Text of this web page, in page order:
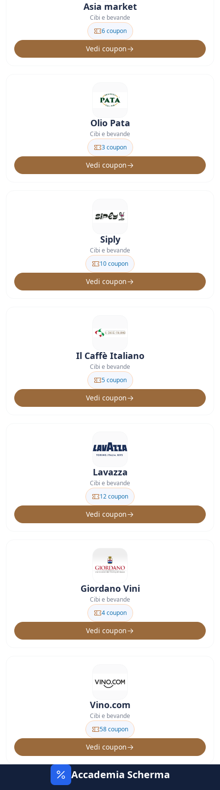
Asia market
Cibi e bevande
6 coupon
Vedi coupon
Olio Pata
Cibi e bevande
3 coupon
Vedi coupon
Siply
Cibi e bevande
10 coupon
Vedi coupon
Il Caffè Italiano
Cibi e bevande
5 coupon
Vedi coupon
Lavazza
Cibi e bevande
12 coupon
Vedi coupon
Giordano Vini
Cibi e bevande
4 coupon
Vedi coupon
Vino.com
Cibi e bevande
58 coupon
Vedi coupon
Accademia Scherma